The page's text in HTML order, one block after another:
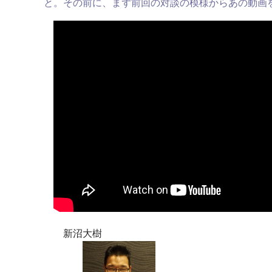
と。その前に、まず前回の対談の模様からあの動画
新沼大樹